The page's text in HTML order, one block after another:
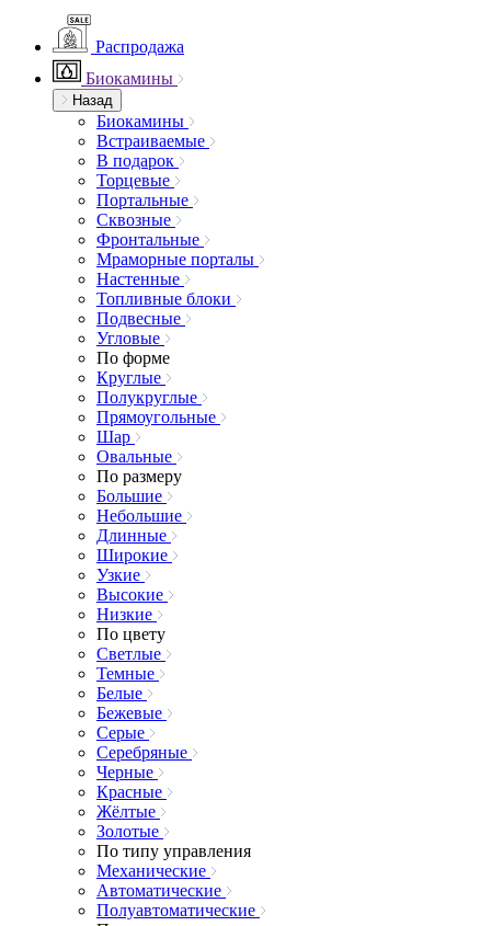
Распродажа
Биокамины
Назад
Биокамины
Встраиваемые
В подарок
Торцевые
Портальные
Сквозные
Фронтальные
Мраморные порталы
Настенные
Топливные блоки
Подвесные
Угловые
По форме
Круглые
Полукруглые
Прямоугольные
Шар
Овальные
По размеру
Большие
Небольшие
Длинные
Широкие
Узкие
Высокие
Низкие
По цвету
Светлые
Темные
Белые
Бежевые
Серые
Серебряные
Черные
Красные
Жёлтые
Золотые
По типу управления
Механические
Автоматические
Полуавтоматические